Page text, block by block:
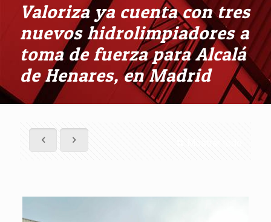
Valoriza ya cuenta con tres
nuevos hidrolimpiadores a
toma de fuerza para Alcalá
de Henares, en Madrid